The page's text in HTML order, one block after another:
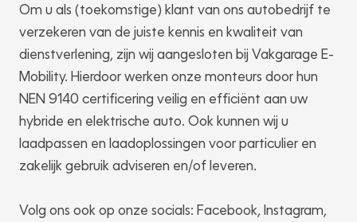
Om u als (toekomstige) klant van ons autobedrijf te
verzekeren van de juiste kennis en kwaliteit van
dienstverlening, zijn wij aangesloten bij Vakgarage E-
Mobility. Hierdoor werken onze monteurs door hun
NEN 9140 certificering veilig en efficiënt aan uw
hybride en elektrische auto. Ook kunnen wij u
laadpassen en laadoplossingen voor particulier en
zakelijk gebruik adviseren en/of leveren.
Volg ons ook op onze socials: Facebook, Instagram,